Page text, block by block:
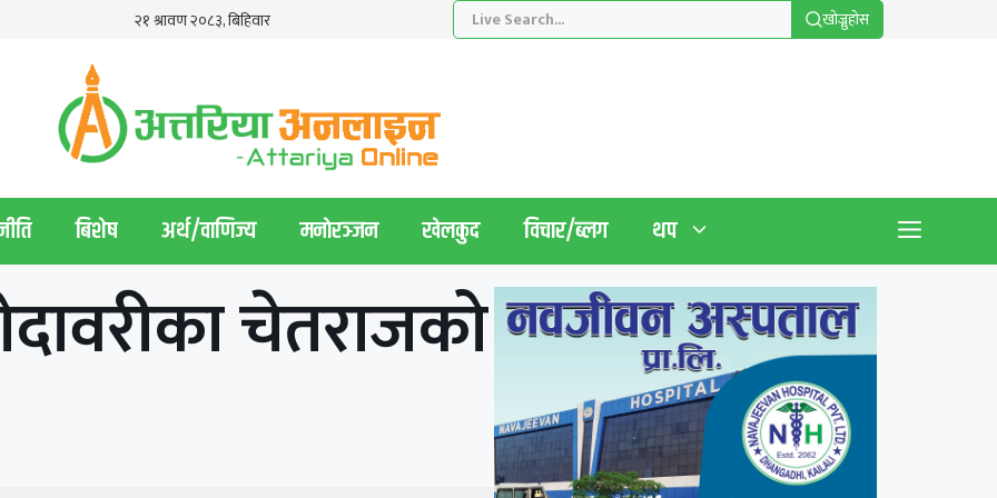
खाेज्नुहाेस
बिशेष अर्थ/वाणिज्य मनाेरञ्जन खेलकुद विचार/ब्लग थप
चेतराजको